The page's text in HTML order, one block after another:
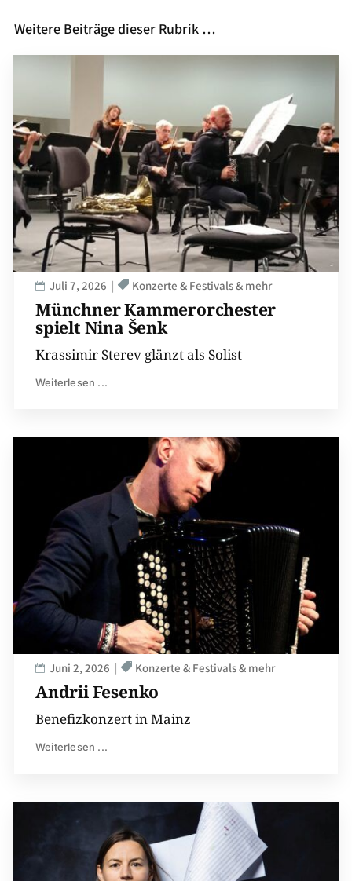
Weitere Beiträge dieser Rubrik …
Münchner Kammerorchester
spielt Nina Šenk
Juli 7, 2026 Konzerte & Festivals & mehr
Krassimir Sterev glänzt als Solist
Weiterlesen ...
Andrii Fesenko
Juni 2, 2026 Konzerte & Festivals & mehr
Benefizkonzert in Mainz
Weiterlesen ...